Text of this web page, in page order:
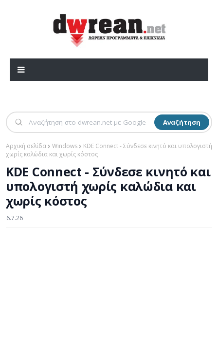
Αναζήτηση
Αρχική σελίδα Windows
KDE Connect - Σύνδεσε κινητό και υπολογιστή
χωρίς καλώδια και χωρίς κόστος
KDE Connect - Σύνδεσε κινητό και
υπολογιστή χωρίς καλώδια και
χωρίς κόστος
6.7.26